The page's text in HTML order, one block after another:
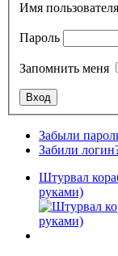
Имя пользователя
Пароль
Запомнить меня
Забыли
Забили
Штурвал
руками)